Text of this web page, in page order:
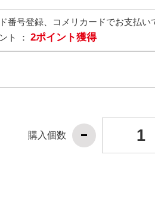
番号登録、コメリカードでお支払い
ト ： 2ポイント獲得
購入個数